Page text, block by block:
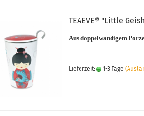
TEAEVE® "Little
Aus doppelwandigem
Lieferzeit: 1-3 Tage